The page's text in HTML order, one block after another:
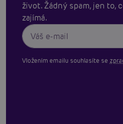
život. Žádný spam, jen to,
zajímá.
Vložením emailu souhlasíte se